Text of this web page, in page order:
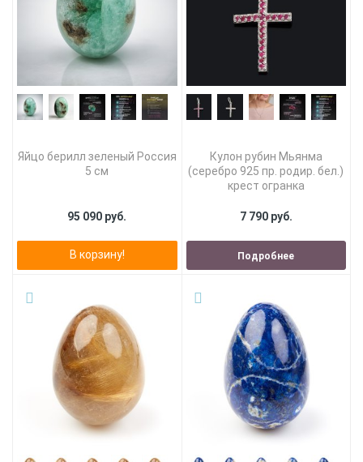
Яйцо берилл зеленый Россия
5 см
95 090 руб.
В корзину!
Кулон рубин Мьянма
(серебро 925 пр. родир. бел.)
крест огранка
7 790 руб.
Подробнее